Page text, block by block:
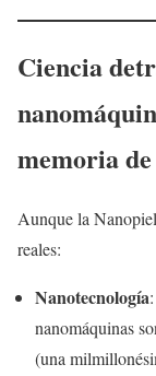
Ciencia
memoria
Aunque la
reales:
Nanotecnología
nanomáquinas
(una